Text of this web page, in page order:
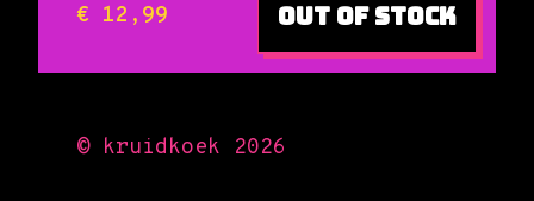
€ 12,99 Out of stock
© kruidkoek 2026